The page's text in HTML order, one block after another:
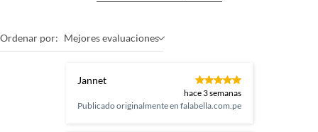
Ordenar por: Mejores evaluaciones
Jannet
hace 3 semanas
Publicado originalmente en falabella.com.pe